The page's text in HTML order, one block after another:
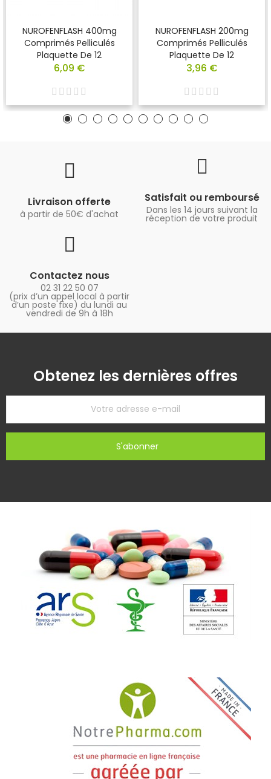
NUROFENFLASH 400mg
Comprimés Pelliculés
Plaquette De 12
6,09 €
NUROFENFLASH 200mg
Comprimés Pelliculés
Plaquette De 12
3,96 €
Livraison offerte
à partir de 50€ d'achat
Satisfait ou remboursé
Dans les 14 jours suivant la
réception de votre produit
Contactez nous
02 31 22 50 07
(prix d’un appel local à partir
d’un poste fixe) du lundi au
vendredi de 9h à 18h
Obtenez les dernières offres
S'abonner